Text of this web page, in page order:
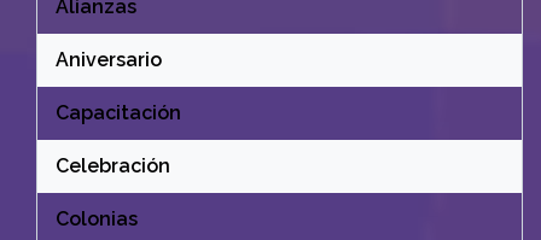
Alianzas
Aniversario
Capacitación
Celebración
Colonias